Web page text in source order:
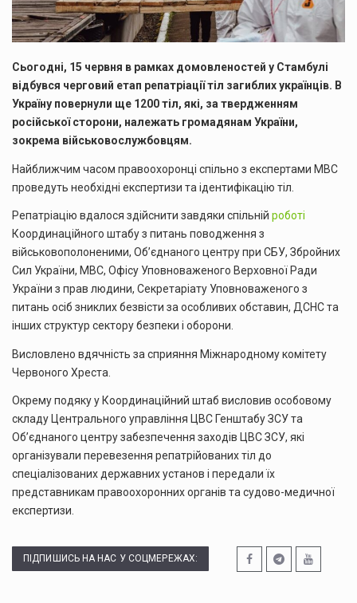
Сьогодні, 15 червня в рамках домовленостей у Стамбулі
відбувся черговий етап репатріації тіл загиблих українців. В
Україну повернули ще 1200 тіл, які, за твердженням
російської сторони, належать громадянам України,
зокрема військовослужбовцям.
Найближчим часом правоохоронці спільно з експертами МВС
проведуть необхідні експертизи та ідентифікацію тіл.
Репатріацію вдалося здійснити завдяки спільній роботі
Координаційного штабу з питань поводження з
військовополоненими, Об’єднаного центру при СБУ, Збройних
Сил України, МВС, Офісу Уповноваженого Верховної Ради
України з прав людини, Секретаріату Уповноваженого з
питань осіб зниклих безвісти за особливих обставин, ДСНС та
інших структур сектору безпеки і оборони.
Висловлено вдячність за сприяння Міжнародному комітету
Червоного Хреста.
Окрему подяку у Координаційний штаб висловив особовому
складу Центрального управління ЦВС Генштабу ЗСУ та
Обʼєднаного центру забезпечення заходів ЦВС ЗСУ, які
організували перевезення репатрійованих тіл до
спеціалізованих державних установ і передали їх
представникам правоохоронних органів та судово-медичної
експертизи.
ПІДПИШИСЬ НА НАС У СОЦМЕРЕЖАХ: